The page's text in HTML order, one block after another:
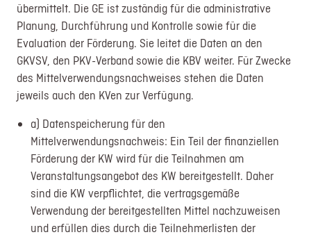
übermittelt. Die GE ist zuständig für die administrative
Planung, Durchführung und Kontrolle sowie für die
Evaluation der Förderung. Sie leitet die Daten an den
GKVSV, den PKV-Verband sowie die KBV weiter. Für Zwecke
des Mittelverwendungsnachweises stehen die Daten
jeweils auch den KVen zur Verfügung.
a) Datenspeicherung für den
Mittelverwendungsnachweis: Ein Teil der finanziellen
Förderung der KW wird für die Teilnahmen am
Veranstaltungsangebot des KW bereitgestellt. Daher
sind die KW verpflichtet, die vertragsgemäße
Verwendung der bereitgestellten Mittel nachzuweisen
und erfüllen dies durch die Teilnehmerlisten der